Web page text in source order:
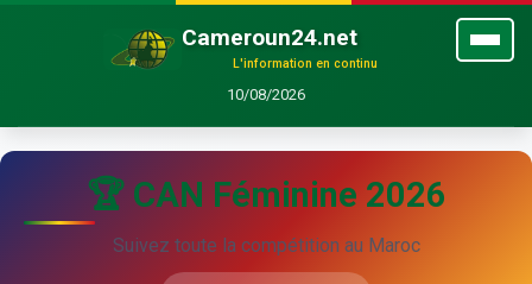
Cameroun24.net
L'information en continu
10/08/2026
🏆 CAN Féminine 2026
Suivez toute la compétition au Maroc